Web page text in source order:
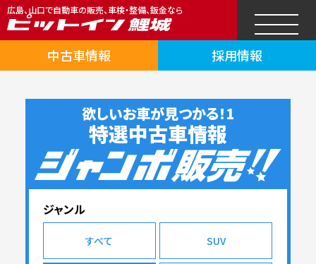
広島、山口で自動車の販売、車検・整備、鈑金なら
中古車情報 採用情報
欲しいお車が見つかる！1
特選中古車情報
ジャンル
すべて SUV